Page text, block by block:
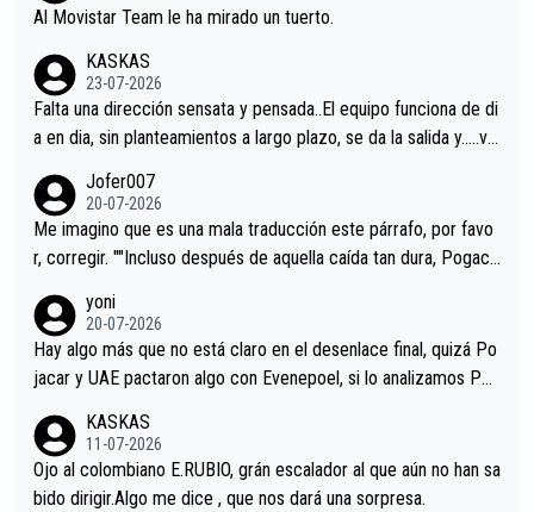
Al Movistar Team le ha mirado un tuerto.
KASKAS
23-07-2026
Falta una dirección sensata y pensada..El equipo funciona de di
a en dia, sin planteamientos a largo plazo, se da la salida y…..ve
Minguez, Velez etc etc.Me da pena vivir estos momentos tan
tristes sin victorias.
Jofer007
20-07-2026
Me imagino que es una mala traducción este párrafo, por favo
r, corregir. ""Incluso después de aquella caída tan dura, Pogaca
permaneció pegado a su rueda. Parecía increíble la forma en l
a que era capaz de controlar el miedo", recordó."
yoni
20-07-2026
Hay algo más que no está claro en el desenlace final, quizá Po
jacar y UAE pactaron algo con Evenepoel, si lo analizamos Poj
i sin pedalear, luego está el saludo con Evenepoel dándose la
mano de una manera muy fraternal, más allá de los típicos toqu
es en el hombro con que saludaba a Vingegard. Ahí hubo una in
KASKAS
11-07-2026
Ojo al colombiano E.RUBIO, grán escalador al que aún no han sa
bido dirigir.Algo me dice , que nos dará una sorpresa.